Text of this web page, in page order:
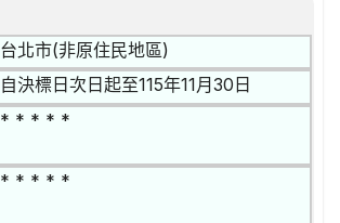
台北市(非原住民地區)
自決標日次日起至115年11月30日
* * * * *
* * * * *